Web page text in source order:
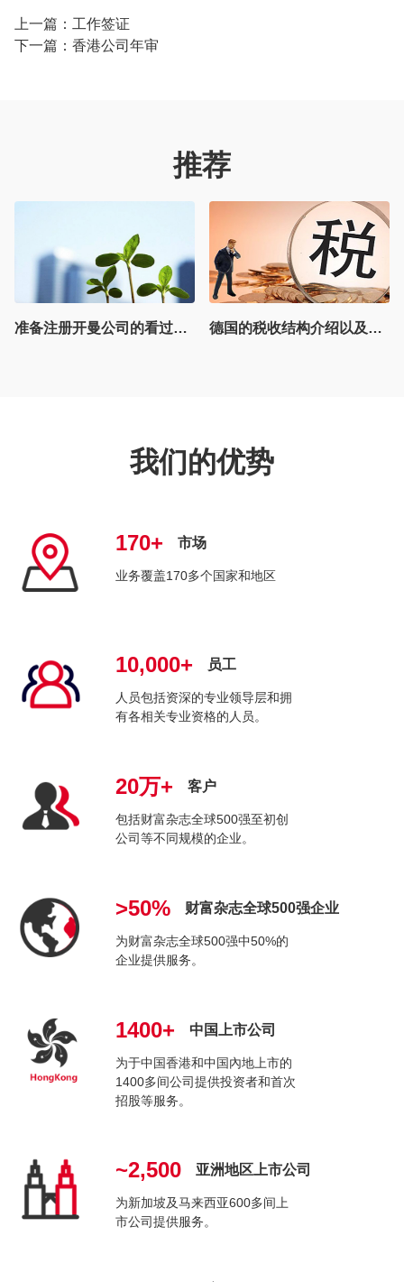
上一篇： 工作签证
下一篇： 香港公司年审
推荐
德国的税收结构介绍以及注册德国公司需要满足的合规要求 开曼实体运营与监管要点
我们的优势
170+ 市场
业务覆盖170多个国家和地区
10,000+ 员工
人员包括资深的专业领导层和拥
有各相关专业资格的人员。
20万+ 客户
包括财富杂志全球500强至初创
公司等不同规模的企业。
>50% 财富杂志全球500强企业
为财富杂志全球500强中50%的
企业提供服务。
1400+ 中国上市公司
为于中国香港和中国內地上市的
1400多间公司提供投资者和首次
招股等服务。
~2,500 亚洲地区上市公司
为新加坡及马来西亚600多间上
市公司提供服务。